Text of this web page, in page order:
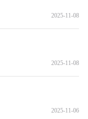
2025-11-08
2025-11-08
2025-11-06